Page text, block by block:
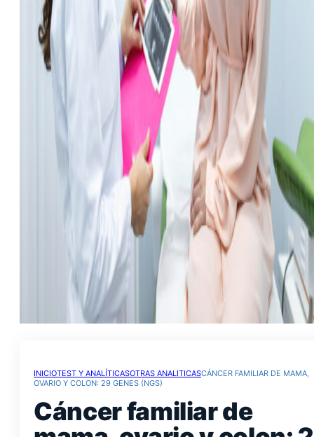
INICIOTEST Y ANALÍTICASOTRAS ANALITICASCÁNCER FAMILIAR DE MAMA,
OVARIO Y COLON: 29 GENES (NGS)
Cáncer familiar de